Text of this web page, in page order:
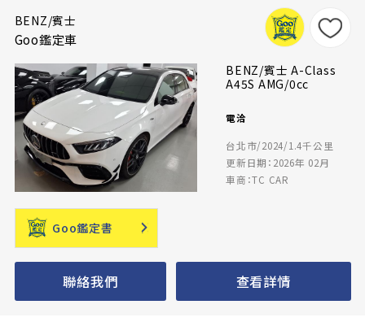
BENZ/賓士
Goo鑑定車
BENZ/賓士 A-Class
A45S AMG/0cc
電洽
台北市/2024/1.4千公里
更新日期：2026年 02月
車商：TC CAR
Goo鑑定書
聯絡我們 查看詳情